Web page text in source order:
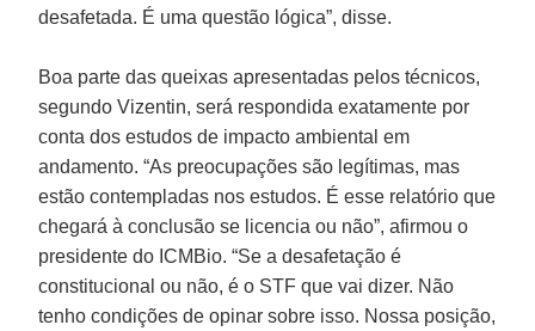
desafetada. É uma questão lógica”, disse.
Boa parte das queixas apresentadas pelos técnicos,
segundo Vizentin, será respondida exatamente por
conta dos estudos de impacto ambiental em
andamento. “As preocupações são legítimas, mas
estão contempladas nos estudos. É esse relatório que
chegará à conclusão se licencia ou não”, afirmou o
presidente do ICMBio. “Se a desafetação é
constitucional ou não, é o STF que vai dizer. Não
tenho condições de opinar sobre isso. Nossa posição,